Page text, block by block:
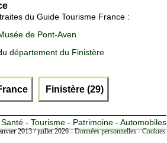
du Guide Tourisme France :
de Pont-Aven
département du Finistère
Finistère (29)
- Tourisme - Patrimoine - Automobiles
2013 / juillet 2026 -Données personnelles -